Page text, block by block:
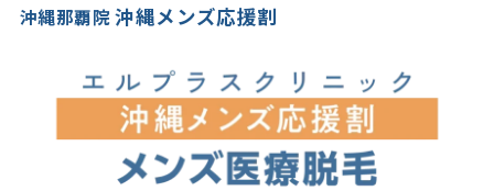
沖縄那覇院沖縄メンズ応援割